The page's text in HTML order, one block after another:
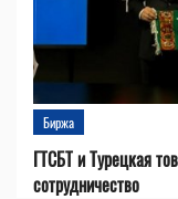
Биржа
ГТСБТ и Турецкая
сотрудничество